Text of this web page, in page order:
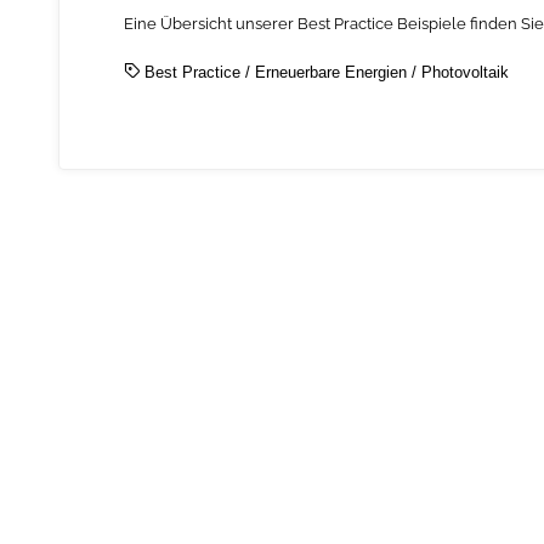
Eine Übersicht unserer Best Practice Beispiele finden Sie
Best Practice/ Erneuerbare Energien/ Photovoltaik